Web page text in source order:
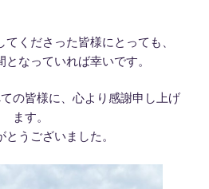
くださった皆様にとっても、
なっていれば幸いです。
の皆様に、心より感謝申し上げ
ます。
とうございました。